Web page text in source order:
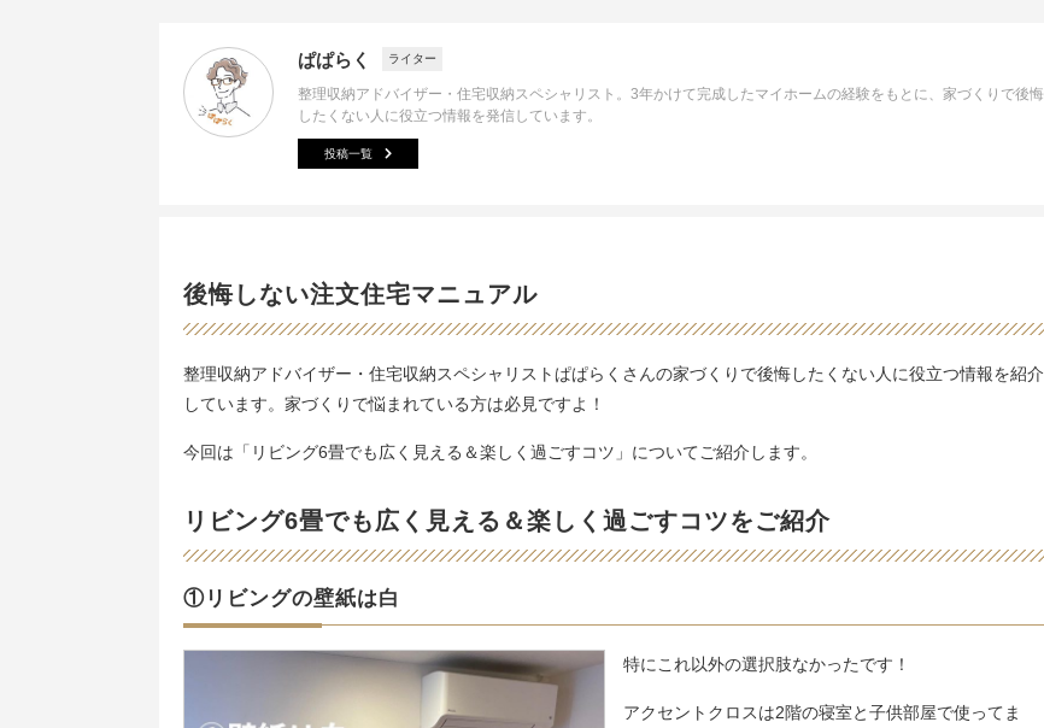
ぱぱらく ライター
整理収納アドバイザー・住宅収納スペシャリスト。3年かけて完成したマイホームの経験をもとに、家づくりで後悔
したくない人に役立つ情報を発信しています。
投稿一覧
後悔しない注文住宅マニュアル
整理収納アドバイザー・住宅収納スペシャリストぱぱらく さんの家づくりで後悔したくない人に役立つ情報を紹介
しています。家づくりで悩まれている方は必見ですよ！
今回は「リビング6畳でも広く見える＆楽しく過ごすコツ」についてご紹介します。
リビング6畳でも広く見える＆楽しく過ごすコツをご紹介
①リビングの壁紙は白
特にこれ以外の選択肢なかったです！
アクセントクロスは2階の寝室と子供部屋で使ってま